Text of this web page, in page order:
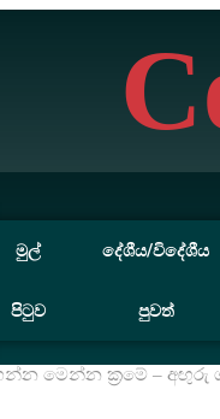
මුල්
පිටුව
දේශීය/විදේශීය
පුවත්
මෙන්න ක්‍රමේ –